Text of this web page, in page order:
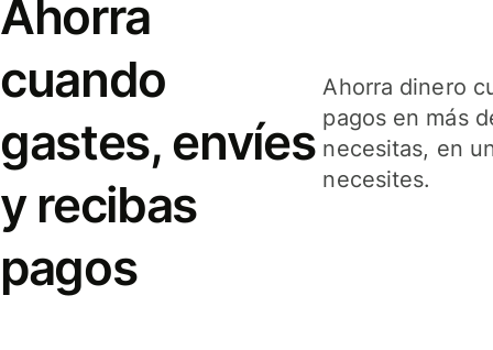
Ahorra
cuando
gastes, envíes
y recibas
pagos
Ahorra dinero
pagos en más
necesitas, en
necesites.